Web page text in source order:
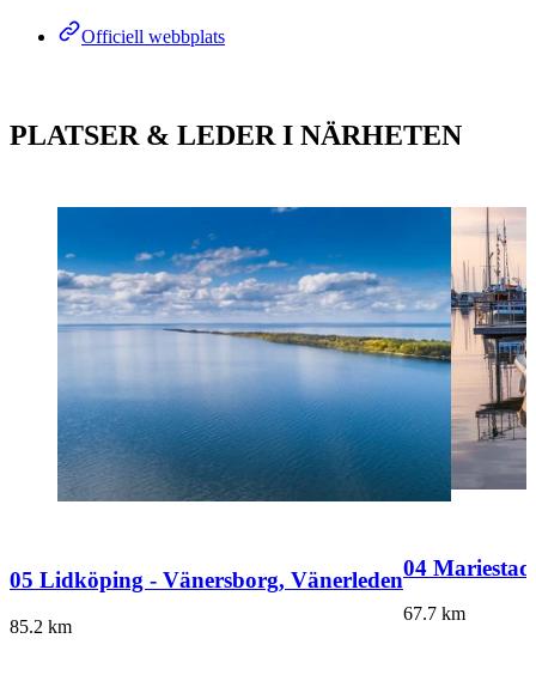
Officiell webbplats
PLATSER & LEDER I NÄRHETEN
05 Lidköping - Vänersborg, Vänerleden
85.2 km
04
67.7 km